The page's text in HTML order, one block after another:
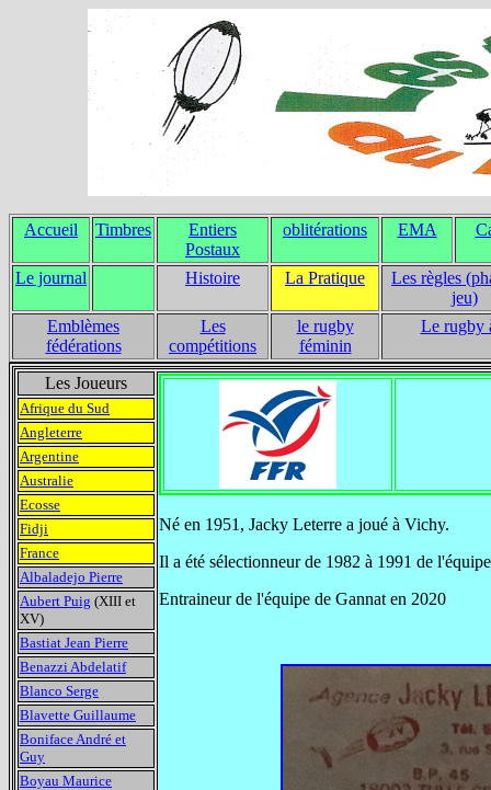
Accueil Timbres
Entiers
Postaux
oblitérations EMA
Le journal Histoire La Pratique
Les règles
jeu)
Emblèmes
fédérations
Les
compétitions
le rugby
féminin
Le rugby
Les Joueurs
Né en 1951, Jacky Leterre a joué à Vichy.
Il a été sélectionneur de 1982 à 1991 de
Entraineur de l'équipe de Gannat en 2020
Afrique du Sud
Angleterre
Argentine
Australie
Ecosse
Fidji
France
Albaladejo Pierre
Aubert Puig (XIII et
XV)
Bastiat Jean Pierre
Benazzi Abdelatif
Blanco Serge
Blavette Guillaume
Boniface André et
Guy
Boyau Maurice